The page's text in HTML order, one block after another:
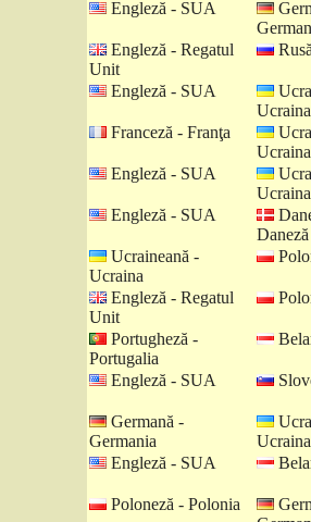
Engleză - SUA
Engleză - Regatul
Unit
Engleză - SUA
Ucraina
Franceză - Franţa
Ucraina
Engleză - SUA
Ucraina
Engleză - SUA
Daneză
Ucraineană -
Ucraina
Engleză - Regatul
Unit
Portugheză -
Portugalia
Engleză - SUA
Germană -
Germania
Ucraina
Engleză - SUA
Poloneză - Polonia